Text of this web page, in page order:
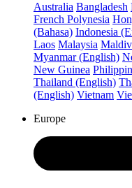
Australia Bangladesh
French Polynesia
(Bahasa) Indonesia
Laos Malaysia
Myanmar (English)
New Guinea
Thailand (English)
(English) Vietnam
Europe